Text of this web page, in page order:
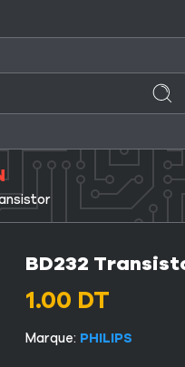
BD232
1.00 DT
Marque: PHILIPS